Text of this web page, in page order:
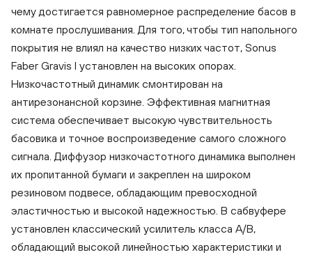
Sonus Faber Gravis I Wood
чему достигается равномерное распределение басов в
комнате прослушивания. Для того, чтобы тип напольного
покрытия не влиял на качество низких частот, Sonus
Faber Gravis I установлен на высоких опорах.
Низкочастотный динамик смонтирован на
антирезонансной корзине. Эффективная магнитная
система обеспечивает высокую чувствительность
басовика и точное воспроизведение самого сложного
сигнала. Диффузор низкочастотного динамика выполнен
их пропитанной бумаги и закреплен на широком
резиновом подвесе, обладающим превосходной
эластичностью и высокой надежностью. В сабвуфере
установлен классический усилитель класса A/B,
обладающий высокой линейностью характеристики и